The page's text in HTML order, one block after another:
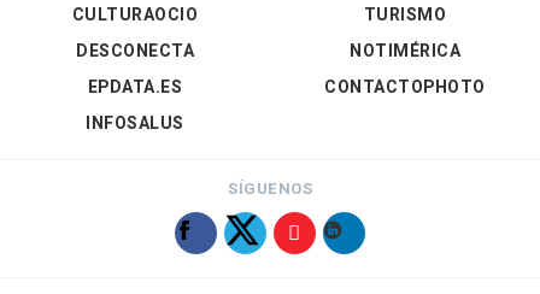
CULTURAOCIO
DESCONECTA
EPDATA.ES
INFOSALUS
TURISMO
NOTIMÉRICA
CONTACTOPHOTO
SÍGUENOS